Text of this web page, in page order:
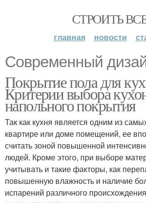
СТРОИТЬ
главная новости
Современный
Покрытие пола для
Критерии выбора
напольного покрытия
Так как кухня является одним из
квартире или доме помещений, ее
считать зоной повышенной
людей. Кроме этого, при выборе
учитывать и такие факторы, как
повышенную влажность и наличие
испарений различного